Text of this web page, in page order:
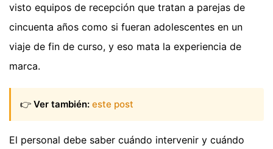
visto equipos de recepción que tratan a parejas de
cincuenta años como si fueran adolescentes en un
viaje de fin de curso, y eso mata la experiencia de
marca.
👉 Ver también: este post
El personal debe saber cuándo intervenir y cuándo